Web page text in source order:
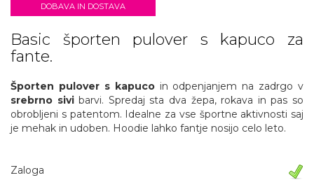
DOBAVA IN DOSTAVA
Basic športen pulover s kapuco za
fante.
Športen pulover s kapucoin odpenjanjem na zadrgo v
srebrno sivibarvi. Spredaj sta dva žepa, rokava in pas so
obrobljeni s patentom. Idealne za vse športne aktivnosti saj
je mehak in udoben. Hoodie lahko fantje nosijo celo leto.
Zaloga